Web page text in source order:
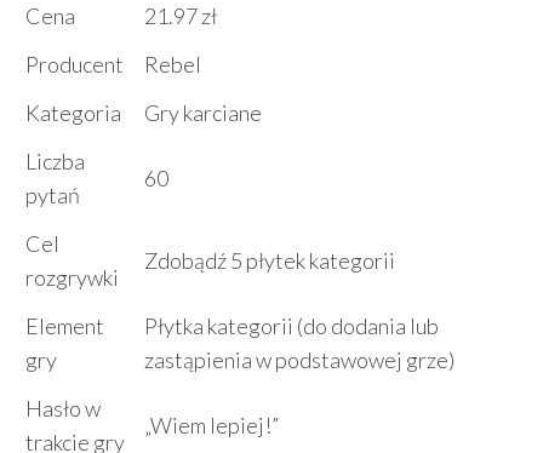
Cena
21.97 zł
Producent
Rebel
Kategoria
Gry karciane
Liczba
pytań
60
Cel
rozgrywki
Zdobądź 5 płytek kategorii
Element
gry
Płytka kategorii (do dodania lub
zastąpienia w podstawowej grze)
Hasło w
trakcie gry
„Wiem lepiej!”